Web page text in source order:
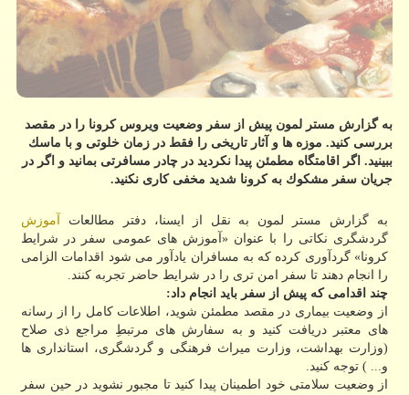
به گزارش مستر لمون پیش از سفر وضعیت ویروس كرونا را در مقصد
بررسی كنید. موزه ها و آثار تاریخی را فقط در زمان خلوتی و با ماسك
ببینید. اگر اقامتگاه مطمئن پیدا نكردید در چادر مسافرتی بمانید و اگر در
جریان سفر مشكوك به كرونا شدید مخفی كاری نكنید.
به گزارش مستر لمون به نقل از ایسنا، دفتر مطالعات
آموزش
گردشگری نکاتی را با عنوان «آموزش های عمومی سفر در شرایط
کرونا» گردآوری کرده که به مسافران یادآور می شود اقدامات الزامی
را انجام دهند تا سفر امن تری را در شرایط حاضر تجربه کنند.
چند اقدامی که پیش از سفر باید انجام داد:
از وضعیت بیماری در مقصد مطمئن شوید، اطلاعات کامل را از رسانه
های معتبر دریافت کنید و به سفارش های مرتبطِ مراجع ذی صلاح
(وزارت بهداشت، وزارت میراث فرهنگی و گردشگری، استانداری ها
و... ) توجه کنید.
از وضعیت سلامتی خود اطمینان پیدا کنید تا مجبور نشوید در حین سفر